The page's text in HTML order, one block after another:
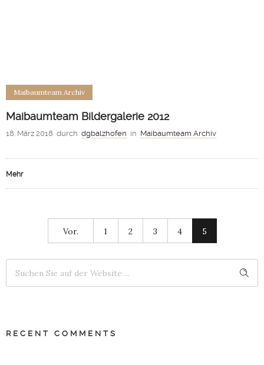
Maibaumteam Archiv
Maibaumteam Bildergalerie 2012
18. März 2018 durch dgbalzhofen in Maibaumteam Archiv
Mehr
Vor. 1 2 3 4 5
RECENT COMMENTS